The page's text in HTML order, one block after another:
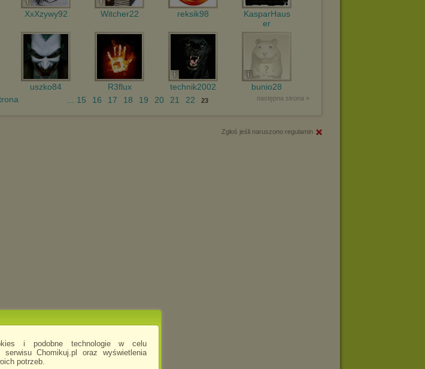
i podobne technologie w celu
Chomikuj.pl oraz wyświetlenia
potrzeb.
XxXzywy92 Witcher22 reksik98
KasparHaus
er
uszko84 R3flux technik2002
bunio28
następna strona »
... 15 16 17 18 19 20 21 22 23
Zgłoś jeśli naruszono regulamin